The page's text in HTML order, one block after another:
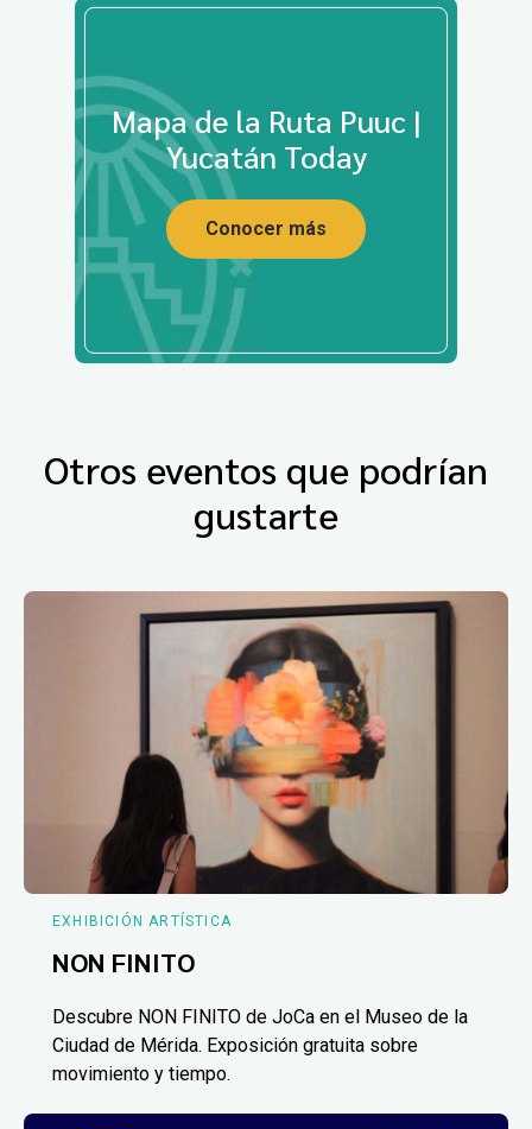
Mapa de la Ruta Puuc |
Yucatán Today
Conocer más
Otros eventos que podrían
gustarte
EXHIBICIÓN ARTÍSTICA
NON FINITO
Descubre NON FINITO de JoCa en el Museo de la
Ciudad de Mérida. Exposición gratuita sobre
movimiento y tiempo.